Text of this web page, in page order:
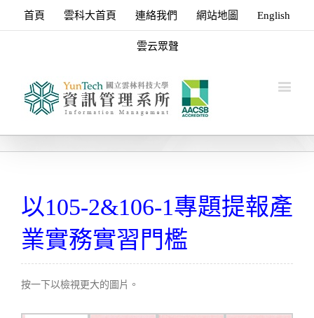
首頁 雲科大首頁 連絡我們 網站地圖 English
雲云眾聲
以105-2&106-1專題提報產
業實務實習門檻
按一下以檢視更大的圖片。